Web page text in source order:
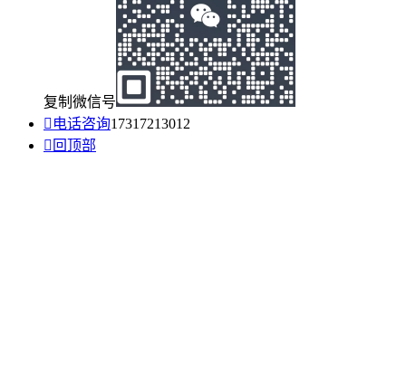
复制微信号
 电话咨询17317213012
 回顶部